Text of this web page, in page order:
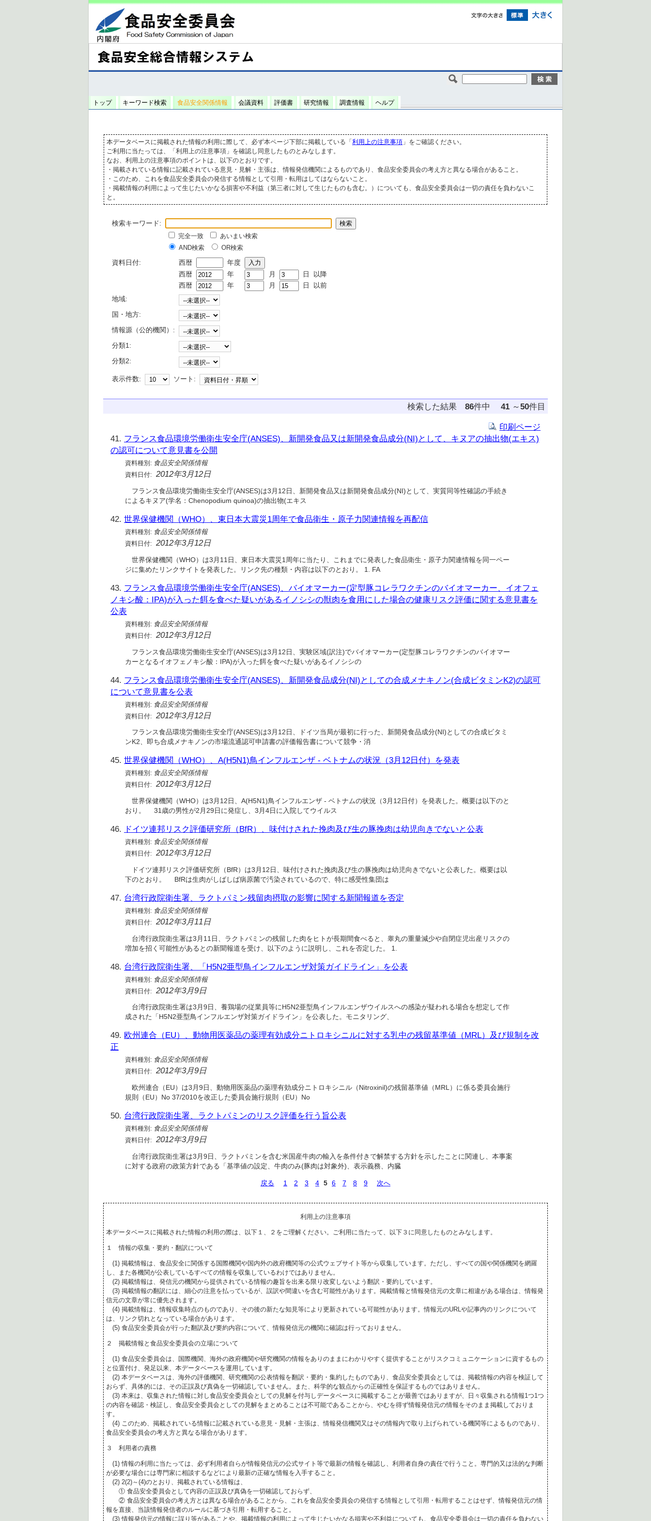
トップ キーワード検索 食品安全関係情報 会議資料 評価書 研究情報 調査情報 ヘルプ
本データベースに掲載された情報の利用に際して、必ず本ページ下部に掲載している「 利用上の注意事項 」をご確認ください。
ご利用に当たっては、「利用上の注意事項」を確認し同意したものとみなします。
なお、利用上の注意事項のポイントは、以下のとおりです。
・掲載されている情報に記載されている意見・見解・主張は、情報発信機関によるものであり、食品安全委員会の考え方と異なる場合があること。
・このため、これを食品安全委員会の発信する情報として引用・転用はしてはならないこと。
・掲載情報の利用によって生じたいかなる損害や不利益（第三者に対して生じたものも含む。）についても、食品安全委員会は一切の責任を負わないこ
と。
検索キーワード:
完全一致
あいまい検索
AND検索
OR検索
資料日付: 西暦
年度
西暦
年 月 日
以降
西暦
年 月 日
以前
地域:
国・地方:
情報源（公的機関）:
分類1:
分類2:
表示件数: ソート:
検索した結果 86件中 41 ～50件目
印刷ページ
41. フランス食品環境労働衛生安全庁(ANSES)、新開発食品又は新開発食品成分(NI)として、キヌアの抽出物(エキス)
の認可について意見書を公開
資料種別: 食品安全関係情報
資料日付: 2012年3月12日
フランス食品環境労働衛生安全庁(ANSES)は3月12日、新開発食品又は新開発食品成分(NI)として、実質同等性確認の手続き
によるキヌア(学名：Chenopodium quinoa)の抽出物(エキス
42. 世界保健機関（WHO）、東日本大震災1周年で食品衛生・原子力関連情報を再配信
資料種別: 食品安全関係情報
資料日付: 2012年3月12日
世界保健機関（WHO）は3月11日、東日本大震災1周年に当たり、これまでに発表した食品衛生・原子力関連情報を同一ペー
ジに集めたリンクサイトを発表した。リンク先の種類・内容は以下のとおり。 1. FA
43. フランス食品環境労働衛生安全庁(ANSES)、バイオマーカー(定型豚コレラワクチンのバイオマーカー、イオフェ
ノキシ酸：IPA)が入った餌を食べた疑いがあるイノシシの獣肉を食用にした場合の健康リスク評価に関する意見書を
公表
資料種別: 食品安全関係情報
資料日付: 2012年3月12日
フランス食品環境労働衛生安全庁(ANSES)は3月12日、実験区域(訳注)でバイオマーカー(定型豚コレラワクチンのバイオマー
カーとなるイオフェノキシ酸：IPA)が入った餌を食べた疑いがあるイノシシの
44. フランス食品環境労働衛生安全庁(ANSES)、新開発食品成分(NI)としての合成メナキノン(合成ビタミンK2)の認可
について意見書を公表
資料種別: 食品安全関係情報
資料日付: 2012年3月12日
フランス食品環境労働衛生安全庁(ANSES)は3月12日、ドイツ当局が最初に行った、新開発食品成分(NI)としての合成ビタミ
ンK2、即ち合成メナキノンの市場流通認可申請書の評価報告書について競争・消
45. 世界保健機関（WHO）、A(H5N1)鳥インフルエンザ - ベトナムの状況（3月12日付）を発表
資料種別: 食品安全関係情報
資料日付: 2012年3月12日
世界保健機関（WHO）は3月12日、A(H5N1)鳥インフルエンザ - ベトナムの状況（3月12日付）を発表した。概要は以下のと
おり。 31歳の男性が2月29日に発症し、3月4日に入院してウイルス
46. ドイツ連邦リスク評価研究所（BfR）、味付けされた挽肉及び生の豚挽肉は幼児向きでないと公表
資料種別: 食品安全関係情報
資料日付: 2012年3月12日
ドイツ連邦リスク評価研究所（BfR）は3月12日、味付けされた挽肉及び生の豚挽肉は幼児向きでないと公表した。概要は以
下のとおり。 BfRは生肉がしばしば病原菌で汚染されているので、特に感受性集団は
47. 台湾行政院衛生署、ラクトパミン残留肉摂取の影響に関する新聞報道を否定
資料種別: 食品安全関係情報
資料日付: 2012年3月11日
台湾行政院衛生署は3月11日、ラクトパミンの残留した肉をヒトが長期間食べると、睾丸の重量減少や自閉症児出産リスクの
増加を招く可能性があるとの新聞報道を受け、以下のように説明し、これを否定した。 1.
48. 台湾行政院衛生署、「H5N2亜型鳥インフルエンザ対策ガイドライン」を公表
資料種別: 食品安全関係情報
資料日付: 2012年3月9日
台湾行政院衛生署は3月9日、養鶏場の従業員等にH5N2亜型鳥インフルエンザウイルスへの感染が疑われる場合を想定して作
成された「H5N2亜型鳥インフルエンザ対策ガイドライン」を公表した。モニタリング、
49. 欧州連合（EU）、動物用医薬品の薬理有効成分ニトロキシニルに対する乳中の残留基準値（MRL）及び規制を改
正
資料種別: 食品安全関係情報
資料日付: 2012年3月9日
欧州連合（EU）は3月9日、動物用医薬品の薬理有効成分ニトロキシニル（Nitroxinil)の残留基準値（MRL）に係る委員会施行
規則（EU）No 37/2010を改正した委員会施行規則（EU）No
50. 台湾行政院衛生署、ラクトパミンのリスク評価を行う旨公表
資料種別: 食品安全関係情報
資料日付: 2012年3月9日
台湾行政院衛生署は3月9日、ラクトパミンを含む米国産牛肉の輸入を条件付きで解禁する方針を示したことに関連し、本事案
に対する政府の政策方針である「基準値の設定、牛肉のみ(豚肉は対象外)、表示義務、内臓
戻る 1 2 3 4 5 6 7 8 9 次へ
利用上の注意事項
本データベースに掲載された情報の利用の際は、以下１、２をご理解ください。ご利用に当たって、以下３に同意したものとみなします。
１ 情報の収集・要約・翻訳について
(1) 掲載情報は、食品安全に関係する国際機関や国内外の政府機関等の公式ウェブサイト等から収集しています。ただし、すべての国や関係機関を網羅
し、また各機関が公表しているすべての情報を収集しているわけではありません。
(2) 掲載情報は、発信元の機関から提供されている情報の趣旨を出来る限り改変しないよう翻訳・要約しています。
(3) 掲載情報の翻訳には、細心の注意を払っているが、誤訳や間違いを含む可能性があります。掲載情報と情報発信元の文章に相違がある場合は、情報発
信元の文章が常に優先されます。
(4) 掲載情報は、情報収集時点のものであり、その後の新たな知見等により更新されている可能性があります。情報元のURLや記事内のリンクについて
は、リンク切れとなっている場合があります。
(5) 食品安全委員会が行った翻訳及び要約内容について、情報発信元の機関に確認は行っておりません。
２ 掲載情報と食品安全委員会の立場について
(1) 食品安全委員会は、国際機関、海外の政府機関や研究機関の情報をありのままにわかりやすく提供することがリスクコミュニケーションに資するもの
と位置付け、発足以来、本データベースを運用しています。
(2) 本データベースは、海外の評価機関、研究機関の公表情報を翻訳・要約・集約したものであり、食品安全委員会としては、掲載情報の内容を検証して
おらず、具体的には、その正誤及び真偽を一切確認していません。また、科学的な観点からの正確性を保証するものではありません。
(3) 本来は、収集された情報に対し食品安全委員会としての見解を付与しデータベースに掲載することが最善ではありますが、日々収集される情報1つ1つ
の内容を確認・検証し、食品安全委員会としての見解をまとめることは不可能であることから、やむを得ず情報発信元の情報をそのまま掲載しておりま
す。
(4) このため、掲載されている情報に記載されている意見・見解・主張は、情報発信機関又はその情報内で取り上げられている機関等によるものであり、
食品安全委員会の考え方と異なる場合があります。
３ 利用者の責務
(1) 情報の利用に当たっては、必ず利用者自らが情報発信元の公式サイト等で最新の情報を確認し、利用者自身の責任で行うこと。専門的又は法的な判断
が必要な場合には専門家に相談するなどにより最新の正確な情報を入手すること。
(2) 2(2)～(4)のとおり、掲載されている情報は、
① 食品安全委員会として内容の正誤及び真偽を一切確認しておらず、
② 食品安全委員会の考え方とは異なる場合があることから、これを食品安全委員会の発信する情報として引用・転用することはせず、情報発信元の情
報を直接、当該情報発信者のルールに基づき引用・転用すること。
(3) 情報発信元の情報に誤り等があることや、掲載情報の利用によって生じたいかなる損害や不利益についても、食品安全委員会は一切の責任を負わない